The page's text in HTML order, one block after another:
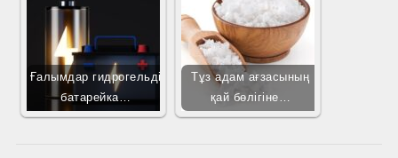
Ғалымдар гидрогельді
батарейка…
Тұз адам ағзасының
қай бөлігіне…